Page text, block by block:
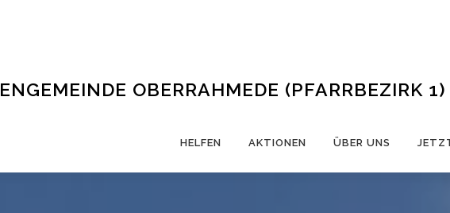
OBERRAHMEDE (PFARRBEZIRK 1)
HELFEN AKTIONEN ÜBER UNS